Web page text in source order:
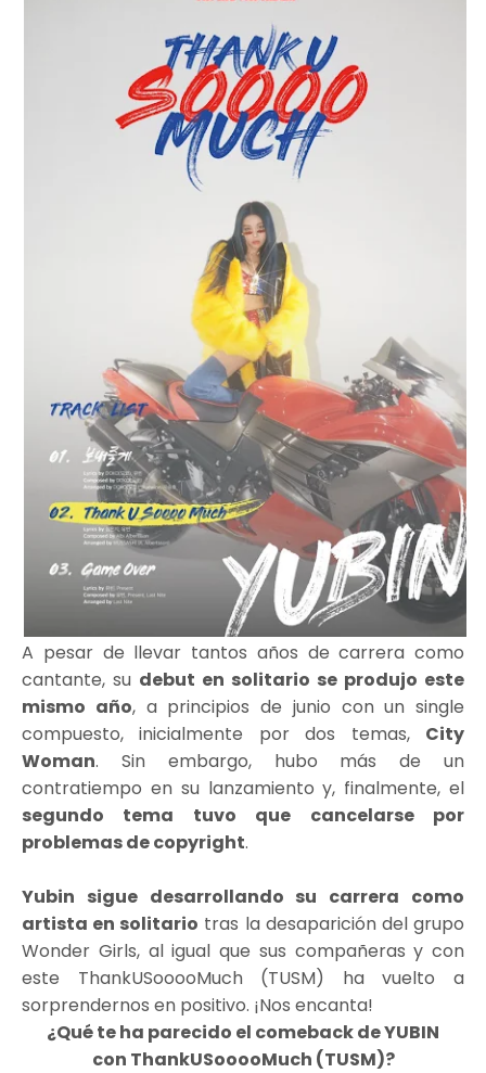
A pesar de llevar tantos años de carrera como
cantante, su debut en solitario se produjo este
mismo año, a principios de junio con un single
compuesto, inicialmente por dos temas, City
Woman. Sin embargo, hubo más de un
contratiempo en su lanzamiento y, finalmente, el
segundo tema tuvo que cancelarse por
problemas de copyright.
Yubin sigue desarrollando su carrera como
artista en solitario tras la desaparición del grupo
Wonder Girls, al igual que sus compañeras y con
este ThankUSooooMuch (TUSM) ha vuelto a
sorprendernos en positivo. ¡Nos encanta!
¿Qué te ha parecido el comeback de YUBIN
con ThankUSooooMuch (TUSM)?